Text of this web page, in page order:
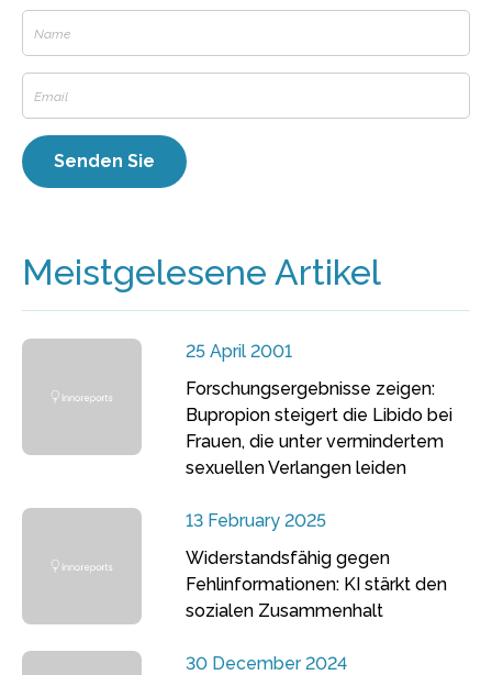
Meistgelesene Artikel
25 April 2001
Forschungsergebnisse zeigen:
Bupropion steigert die Libido bei
Frauen, die unter vermindertem
sexuellen Verlangen leiden
13 February 2025
Widerstandsfähig gegen
Fehlinformationen: KI stärkt den
sozialen Zusammenhalt
30 December 2024